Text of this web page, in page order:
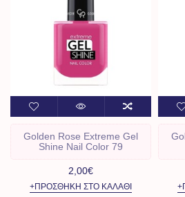
Golden Rose Extreme Gel
Shine Nail Color 79
2,00€
+ΠΡΟΣΘΉΚΗ ΣΤΟ ΚΑΛΆΘΙ